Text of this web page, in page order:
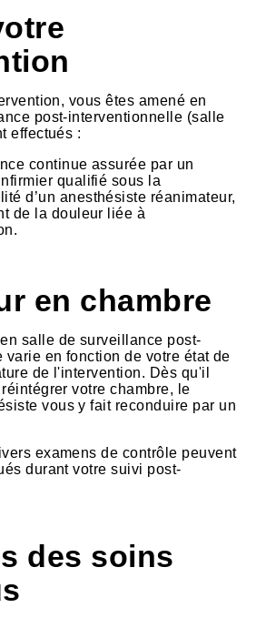
vous êtes amené en
post-interventionnelle (salle
effectués :
continue assurée par un
qualifié sous la
d’un anesthésiste réanimateur,
de la douleur liée à
en chambre
salle de surveillance post-
varie en fonction de votre état de
de l'intervention. Dès qu'il
votre chambre, le
vous y fait reconduire par un
examens de contrôle peuvent
durant votre suivi post-
des soins